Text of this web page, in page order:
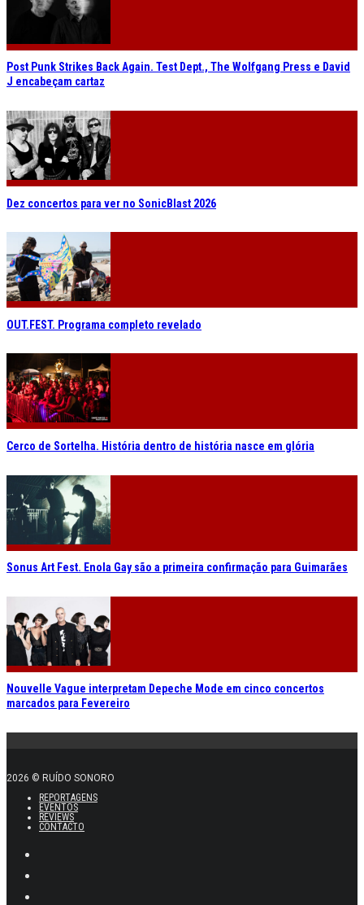
Post Punk Strikes Back Again. Test Dept., The Wolfgang Press e David
J encabeçam cartaz
Dez concertos para ver no SonicBlast 2026
OUT.FEST. Programa completo revelado
Cerco de Sortelha. História dentro de história nasce em glória
Sonus Art Fest. Enola Gay são a primeira confirmação para Guimarães
Nouvelle Vague interpretam Depeche Mode em cinco concertos
marcados para Fevereiro
2026 © RUÍDO SONORO
REPORTAGENS
EVENTOS
REVIEWS
CONTACTO